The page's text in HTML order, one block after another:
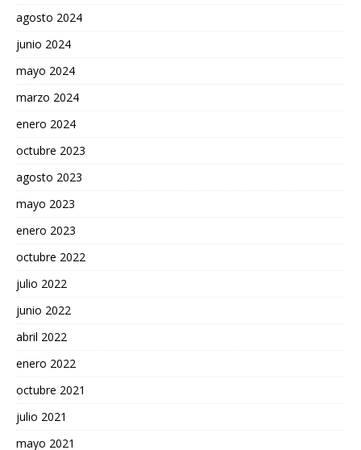
agosto 2024
junio 2024
mayo 2024
marzo 2024
enero 2024
octubre 2023
agosto 2023
mayo 2023
enero 2023
octubre 2022
julio 2022
junio 2022
abril 2022
enero 2022
octubre 2021
julio 2021
mayo 2021